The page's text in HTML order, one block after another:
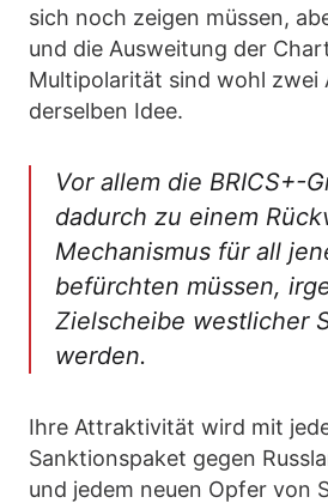
sich noch zeigen müssen,
und die Ausweitung der
Multipolarität sind wohl zwei
derselben Idee.
Vor allem die BRICS+-
dadurch zu einem
Mechanismus für all
befürchten müssen,
Zielscheibe westlicher
werden.
Ihre Attraktivität wird mit
Sanktionspaket gegen
und jedem neuen Opfer von